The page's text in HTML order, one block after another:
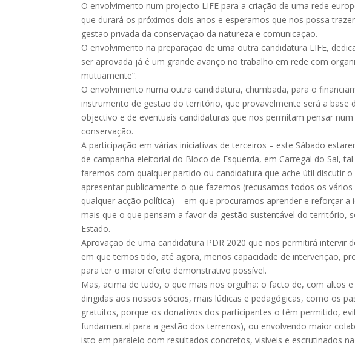
O envolvimento num projecto LIFE para a criação de uma rede
que durará os próximos dois anos e esperamos que nos possa
gestão privada da conservação da natureza e comunicação.
O envolvimento na preparação de uma outra candidatura LIFE,
ser aprovada já é um grande avanço no trabalho em rede com
mutuamente”.
O envolvimento numa outra candidatura, chumbada, para o
instrumento de gestão do território, que provavelmente será a base
objectivo e de eventuais candidaturas que nos permitam pensar
conservação.
A participação em várias iniciativas de terceiros – este Sábado
de campanha eleitorial do Bloco de Esquerda, em Carregal do Sal,
faremos com qualquer partido ou candidatura que ache útil discutir
apresentar publicamente o que fazemos (recusamos todos os
qualquer acção política) – em que procuramos aprender e reforçar
mais que o que pensam a favor da gestão sustentável do território,
Estado.
Aprovação de uma candidatura PDR 2020 que nos permitirá intervir
em que temos tido, até agora, menos capacidade de intervenção,
para ter o maior efeito demonstrativo possível.
Mas, acima de tudo, o que mais nos orgulha: o facto de, com altos
dirigidas aos nossos sócios, mais lúdicas e pedagógicas, como os
gratuitos, porque os donativos dos participantes o têm permitido,
fundamental para a gestão dos terrenos), ou envolvendo maior
isto em paralelo com resultados concretos, visíveis e escrutinados